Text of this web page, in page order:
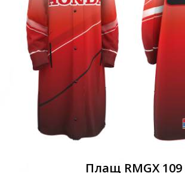
Плащ RMGX 109